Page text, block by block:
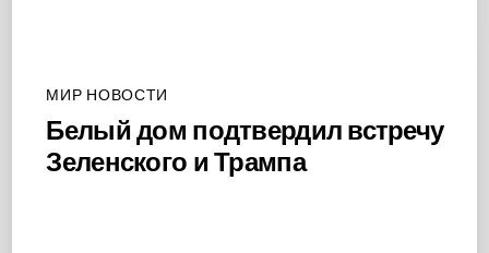
МИР НОВОСТИ
Белый дом подтвердил встречу
Зеленского и Трампа